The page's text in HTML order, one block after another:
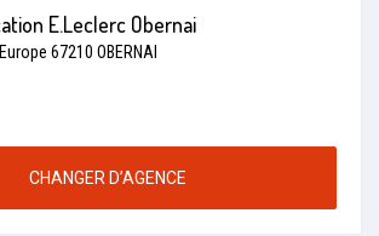
E.Leclerc Obernai
67210 OBERNAI
CHANGER D’AGENCE